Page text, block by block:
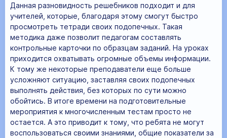
Данная разновидность решебников подходит и для
учителей, которые, благодаря этому смогут быстро
просмотреть тетради своих подопечных. Такая
методика даже позволит педагогам составлять
контрольные карточки по образцам заданий. На уроках
приходится охватывать огромные объемы информации.
К тому же некоторые преподаватели еще больше
усложняют ситуацию, заставляя своих подопечных
выполнять действия, без которых по сути можно
обойтись. В итоге времени на подготовительные
мероприятия к многочисленным тестам просто не
остается. А это приводит к тому, что ребята не могут
воспользоваться своими знаниями, общие показатели за